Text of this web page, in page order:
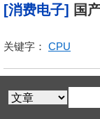
[消费电子] 国
关键字： CPU